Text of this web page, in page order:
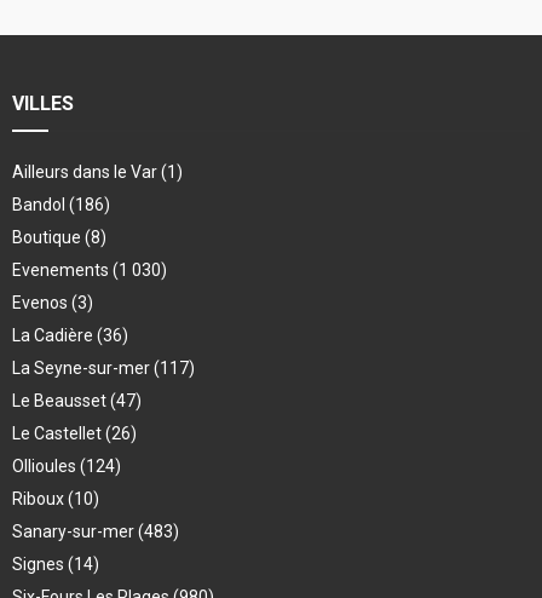
VILLES
Ailleurs dans le Var(1)
Bandol (186)
Boutique (8)
Evenements (1 030)
Evenos (3)
La Cadière (36)
La Seyne-sur-mer(117)
Le Beausset(47)
Le Castellet(26)
Ollioules (124)
Riboux(10)
Sanary-sur-mer(483)
Signes (14)